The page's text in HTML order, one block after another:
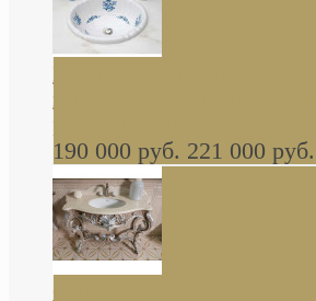
Decorated Bathroom
встраиваемая для ванной с
роза В НАЛИЧИИ
190 000 руб. 221 000 руб.